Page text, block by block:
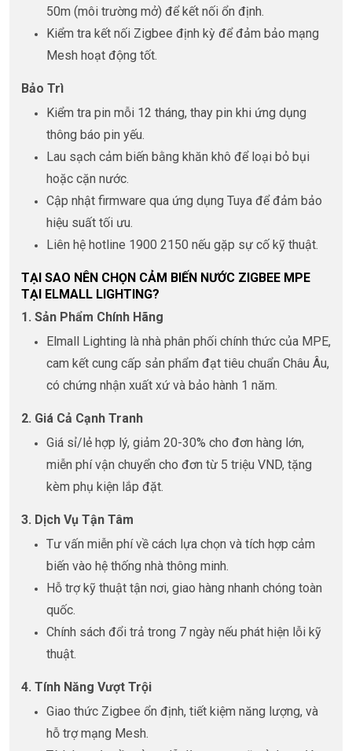
50m (môi trường mở) để kết nối ổn định.
Kiểm tra kết nối Zigbee định kỳ để đảm bảo mạng
Mesh hoạt động tốt.
Bảo Trì
Kiểm tra pin mỗi 12 tháng, thay pin khi ứng dụng
thông báo pin yếu.
Lau sạch cảm biến bằng khăn khô để loại bỏ bụi
hoặc cặn nước.
Cập nhật firmware qua ứng dụng Tuya để đảm bảo
hiệu suất tối ưu.
Liên hệ hotline 1900 2150 nếu gặp sự cố kỹ thuật.
TẠI SAO NÊN CHỌN CẢM BIẾN NƯỚC ZIGBEE MPE
TẠI ELMALL LIGHTING?
1. Sản Phẩm Chính Hãng
Elmall Lighting là nhà phân phối chính thức của MPE,
cam kết cung cấp sản phẩm đạt tiêu chuẩn Châu Âu,
có chứng nhận xuất xứ và bảo hành 1 năm.
2. Giá Cả Cạnh Tranh
Giá sỉ/lẻ hợp lý, giảm 20-30% cho đơn hàng lớn,
miễn phí vận chuyển cho đơn từ 5 triệu VND, tặng
kèm phụ kiện lắp đặt.
3. Dịch Vụ Tận Tâm
Tư vấn miễn phí về cách lựa chọn và tích hợp cảm
biến vào hệ thống nhà thông minh.
Hỗ trợ kỹ thuật tận nơi, giao hàng nhanh chóng toàn
quốc.
Chính sách đổi trả trong 7 ngày nếu phát hiện lỗi kỹ
thuật.
4. Tính Năng Vượt Trội
Giao thức Zigbee ổn định, tiết kiệm năng lượng, và
hỗ trợ mạng Mesh.